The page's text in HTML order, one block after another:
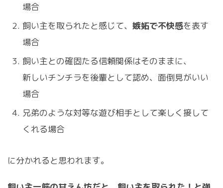
場合
飼い主を取られたと感じて、 嫉妬で不快感を表す
場合
飼い主との確固たる信頼関係はそのままに、
新しいチンチラを後輩として認め、面倒見がいい
場合
兄弟のような対等な遊び相手として楽しく接して
くれる場合
に分かれると思われます。